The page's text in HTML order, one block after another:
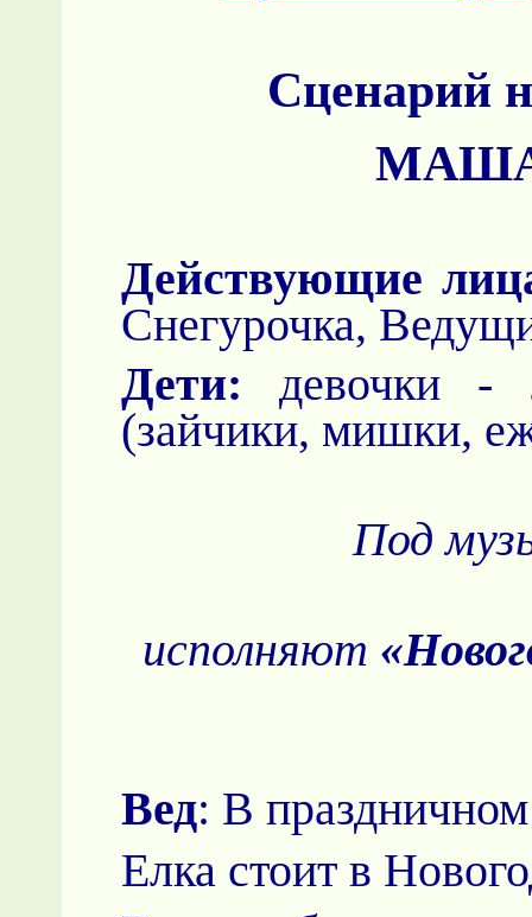
Сценарий
Действующие
Снегурочка,
Дети: девочки -
(зайчики, мишки,
Под
исполняют
Вед: В
Елка стоит в